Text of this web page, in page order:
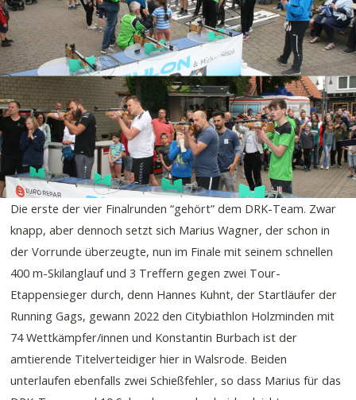
Die erste der vier Finalrunden “gehört” dem DRK-Team. Zwar
knapp, aber dennoch setzt sich Marius Wagner, der schon in
der Vorrunde überzeugte, nun im Finale mit seinem schnellen
400 m-Skilanglauf und 3 Treffern gegen zwei Tour-
Etappensieger durch, denn Hannes Kuhnt, der Startläufer der
Running Gags, gewann 2022 den Citybiathlon Holzminden mit
74 Wettkämpfer/innen und Konstantin Burbach ist der
amtierende Titelverteidiger hier in Walsrode. Beiden
unterlaufen ebenfalls zwei Schießfehler, so dass Marius für das